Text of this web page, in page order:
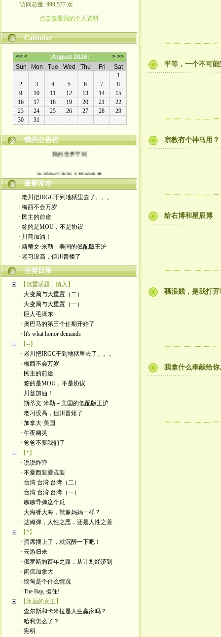
访问总量: 999,577 次
点击查看我的个人资料
Calendar
我的公告栏
我的世界守则
入场券上面有正义的光源
此生面对严厉又仁慈的一切
轻松一点 我们一起度过暗夜
最新发布
· 老川把IRGC干到地狱里去了。。。
· 梅西不会万岁
· 民主的前途
· 签的是MOU，不是协议
· 川普加油！
· 斯蒂文·米勒－美国的低配版王沪
· 老习没高，但川普矮了
分类目录
【沉重话题，慎入】
· 大变局与大重置（二）
· 大变局与大重置（一）
· 巨人毛泽东
· 奥巴马的第三个任期开始了
· It's what honor demands
【--】
· 老川把IRGC干到地狱里去了。。。
· 梅西不会万岁
· 民主的前途
· 签的是MOU，不是协议
· 川普加油！
· 斯蒂文·米勒－美国的低配版王沪
· 老习没高，但川普矮了
· 加拿大·美国
· 午夜幽灵
· 爸爸不要我们了
【*】
· 说说炸弹
· 不爱西装爱戎装
· 台湾 台湾 台湾（二）
· 台湾 台湾 台湾（一）
· 聊聊导弹这个瓜
· 大海呀大海，就像妈妈一样？
· 达姆弹，人性之恶，还是人性之善
【*】
· 酒席摆上了，就沉醉一下吧！
· 云游归来
· 俄罗斯的百年之路：从计划经济到
· 闲侃加拿大
· 缅甸是个什么情况
· The Bay, 挺住!
【永远的女王】
· 查尔斯和卡米拉是人生赢家吗？
· 哈利怎么了？
· 宪明
平等，一个不可
宗教有个神马用？
给右博和星辰博
骚浪贱，是我打
我拿什么奉献给